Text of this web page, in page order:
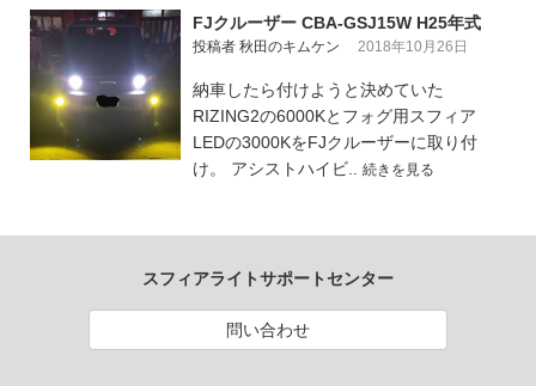
FJクルーザー CBA-GSJ15W H25年式
投稿者 秋田のキムケン 2018年10月26日
納車したら付けようと決めていた
RIZING2の6000Kとフォグ用スフィア
LEDの3000KをFJクルーザーに取り付
け。 アシストハイビ.. 続きを見る
スフィアライトサポートセンター
問い合わせ